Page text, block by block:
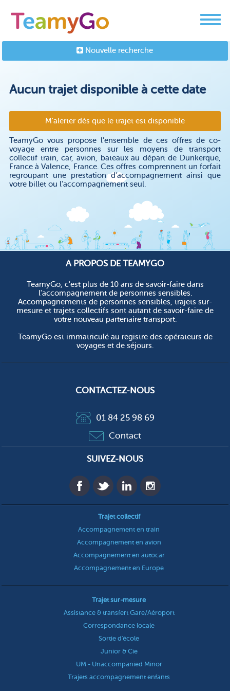
Nouvelle recherche
Aucun trajet disponible à cette date
M'alerter dès que le trajet est disponible
TeamyGo vous propose l'ensemble de ces offres de co-
voyage entre personnes sur les moyens de transport
collectif train, car, avion, bateaux au départ de Dunkerque,
France à Valence, France. Ces offres comprennent un forfait
regroupant une prestation d'accompagnement ainsi que
votre billet ou l'accompagnement seul.
A PROPOS DE TEAMYGO
TeamyGo, c'est plus de 10 ans de savoir-faire dans
l'accompagnement de personnes sensibles.
Accompagnements de personnes sensibles, trajets sur-
mesure et trajets collectifs sont autant de savoir-faire de
votre nouveau partenaire transport.
TeamyGo est immatriculé au registre des opérateurs de
voyages et de séjours.
CONTACTEZ-NOUS
01 84 25 98 69
Contact
SUIVEZ-NOUS
Trajet collectif
Accompagnement en train
Accompagnement en avion
Accompagnement en autocar
Accompagnement en Europe
Trajet sur-mesure
Assistance & transfert Gare/Aéroport
Correspondance locale
Sortie d'école
Junior & Cie
UM - Unaccompanied Minor
Trajets accompagnement enfants